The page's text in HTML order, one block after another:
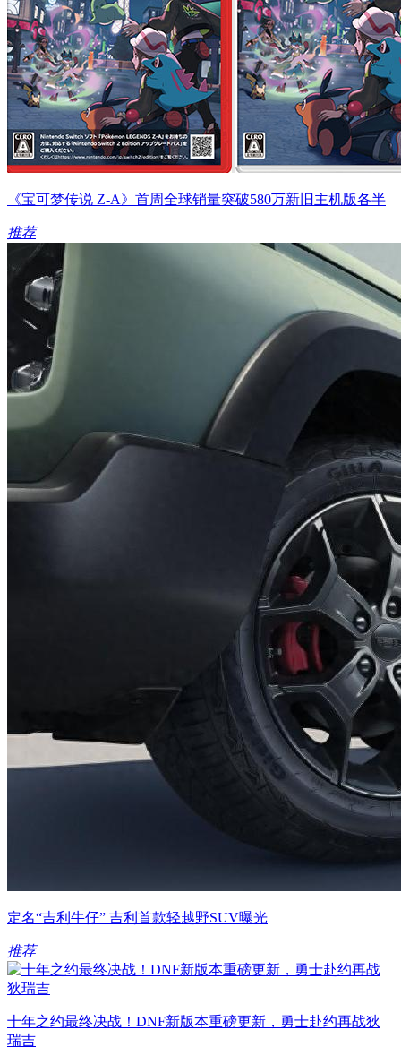
《宝可梦传说 Z-A》首周全球销量突破580万新旧主机版各半
推荐
定名“吉利牛仔” 吉利首款轻越野SUV曝光
推荐
十年之约最终决战！DNF新版本重磅更新，勇士赴约再战狄
瑞吉